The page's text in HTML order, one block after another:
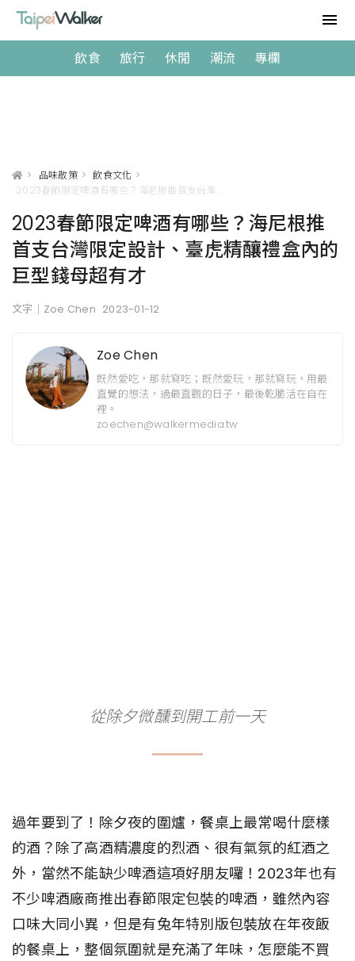
飲食 旅行 休閒 潮流 專欄
> 品味散策 > 飲食文化 >
2023春節限定啤酒有哪些？海尼根推
首支台灣限定設計、臺虎精釀禮盒內的
巨型錢母超有才
文字｜Zoe Chen 2023-01-12
Zoe Chen
既然愛吃，那就寫吃；既然愛玩，那就寫玩，用最
直覺的想法，過最直觀的日子，最後乾脆活在自在
裡。
zoechen@walkermedia.tw
從除夕微醺到開工前一天
過年要到了！除夕夜的圍爐，餐桌上最常喝什麼樣
的酒？除了高酒精濃度的烈酒、很有氣氛的紅酒之
外，當然不能缺少啤酒這項好朋友囉！2023年也有
不少啤酒廠商推出春節限定包裝的啤酒，雖然內容
口味大同小異，但是有兔年特別版包裝放在年夜飯
的餐桌上，整個氛圍就是充滿了年味，怎麼能不買